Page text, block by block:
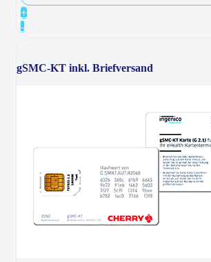
+
-
gSMC-KT inkl. Briefversand